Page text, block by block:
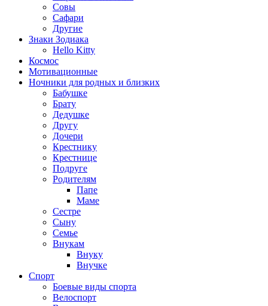
Совы
Сафари
Другие
Знаки Зодиака
Hello Kitty
Космос
Мотивационные
Ночники для родных и близких
Бабушке
Брату
Дедушке
Другу
Дочери
Крестнику
Крестнице
Подруге
Родителям
Папе
Маме
Сестре
Сыну
Семье
Внукам
Внуку
Внучке
Спорт
Боевые виды спорта
Велоспорт